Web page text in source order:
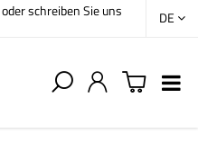
oder schreiben Sie uns
DE